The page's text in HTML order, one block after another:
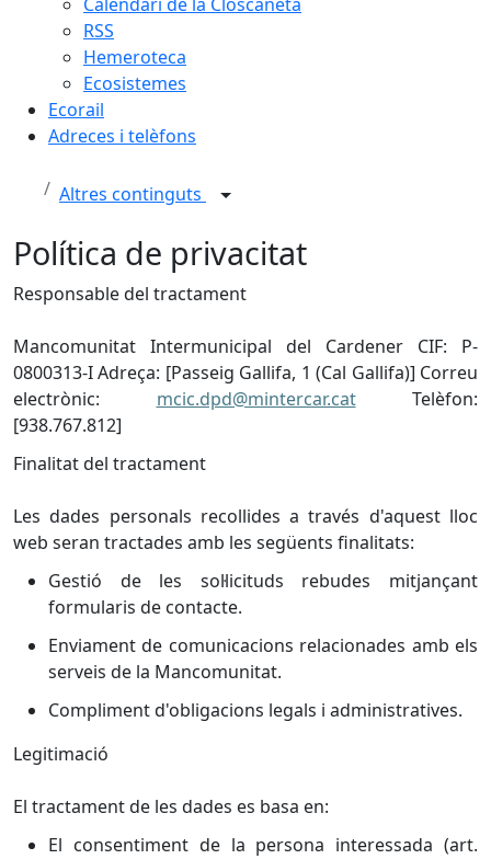
RSS
Hemeroteca
Ecosistemes
Ecorail
Adreces i telèfons
Altres continguts
Política de privacitat
Responsable del tractament
Mancomunitat Intermunicipal del Cardener CIF: P-
0800313-I Adreça: [Passeig Gallifa, 1 (Cal Gallifa)] Correu
electrònic: mcic.dpd@mintercar.catTelèfon:
[938.767.812]
Finalitat del tractament
Les dades personals recollides a través d'aquest lloc
web seran tractades amb les següents finalitats:
Gestió de les sol·licituds rebudes mitjançant
formularis de contacte.
Enviament de comunicacions relacionades amb els
serveis de la Mancomunitat.
Compliment d'obligacions legals i administratives.
Legitimació
El tractament de les dades es basa en:
El consentiment de la persona interessada (art.